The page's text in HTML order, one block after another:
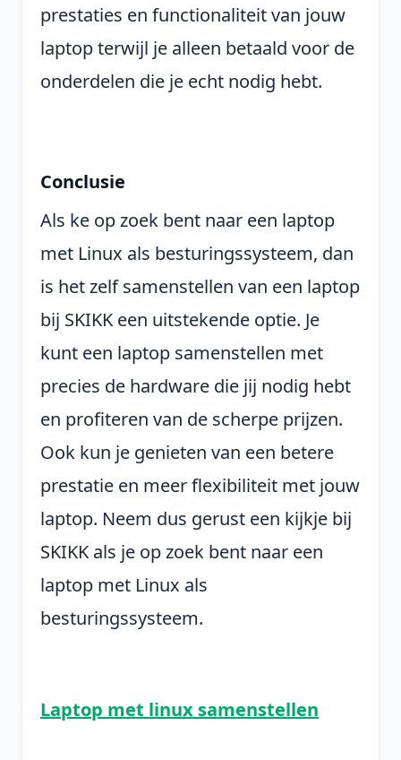
prestaties en functionaliteit van jouw
laptop terwijl je alleen betaald voor de
onderdelen die je echt nodig hebt.
Conclusie
Als ke op zoek bent naar een laptop
met Linux als besturingssysteem, dan
is het zelf samenstellen van een laptop
bij SKIKK een uitstekende optie. Je
kunt een laptop samenstellen met
precies de hardware die jij nodig hebt
en profiteren van de scherpe prijzen.
Ook kun je genieten van een betere
prestatie en meer flexibiliteit met jouw
laptop. Neem dus gerust een kijkje bij
SKIKK als je op zoek bent naar een
laptop met Linux als
besturingssysteem.
Laptop met linux samenstellen